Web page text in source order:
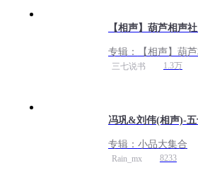
【相声】葫芦相声
专辑：
【相声】葫
（2026 全更新）
三七说书 1.3万
冯巩&刘伟(相声)-
专辑： 小品大集合
Rain_mx 8233